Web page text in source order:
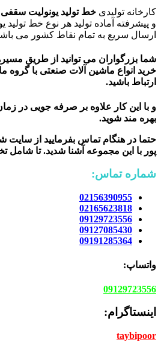
کارخانه تولیدی خط تولید یونولیت سقفی
و پیشرفته آماده تولید هر نوع خط تولید
ارسال سریع به تمام نقاط کشور می
شما بزرگواران می توانید از طریق
خرید انواع ماشین آلات صنعتی با گروه
ارتباط باشید.
و با این کار علاوه بر صرفه جویی در
بهره مند شوید.
حتما در هنگام تماس بفرمایید از
پور با این مجموعه آشنا شدید. تا شامل
شماره تماس:
02156390955
02165623818
09129723556
09127085430
09191285364
واتساپ:
09129723556
اینستاگرام:
taybipoor